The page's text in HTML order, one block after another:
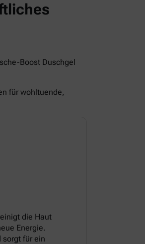
Boost Duschgel
für wohltuende,
die Haut
Energie.
sorgt für ein